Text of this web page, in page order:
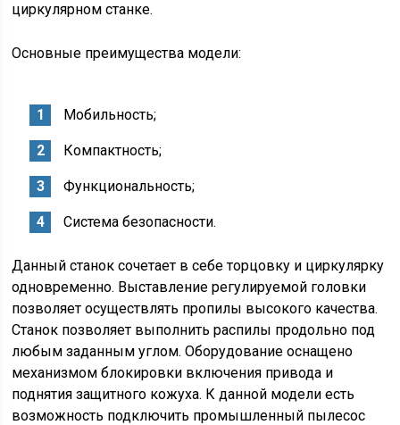
циркулярном станке.
Основные преимущества модели:
Мобильность;
Компактность;
Функциональность;
Система безопасности.
Данный станок сочетает в себе торцовку и циркулярку
одновременно. Выставление регулируемой головки
позволяет осуществлять пропилы высокого качества.
Станок позволяет выполнить распилы продольно под
любым заданным углом. Оборудование оснащено
механизмом блокировки включения привода и
поднятия защитного кожуха. К данной модели есть
возможность подключить промышленный пылесос